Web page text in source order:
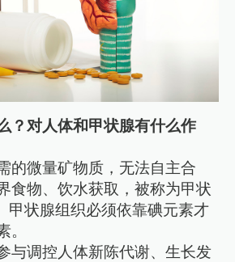
？对人体和甲状腺有什么作
的微量矿物质，无法自主合
食物、饮水获取，被称为甲状
甲状腺组织必须依靠碘元素才
。
与调控人体新陈代谢、生长发